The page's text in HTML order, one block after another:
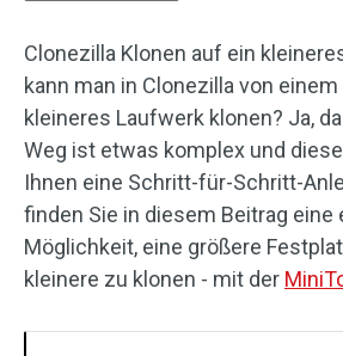
Clonezilla Klonen auf ein
kann man in Clonezilla von
kleineres Laufwerk klonen? Ja,
Weg ist etwas komplex und
Ihnen eine Schritt-für-Schritt-
finden Sie in diesem Beitrag eine
Möglichkeit, eine größere
kleinere zu klonen - mit der